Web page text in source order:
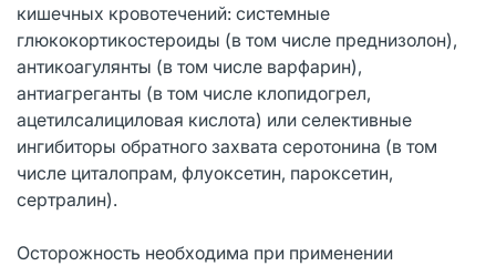
кишечных кровотечений: системные
глюкокортикостероиды (в том числе преднизолон),
антикоагулянты (в том числе варфарин),
антиагреганты (в том числе клопидогрел,
ацетилсалициловая кислота) или селективные
ингибиторы обратного захвата серотонина (в том
числе циталопрам, флуоксетин, пароксетин,
сертралин).
Осторожность необходима при применении